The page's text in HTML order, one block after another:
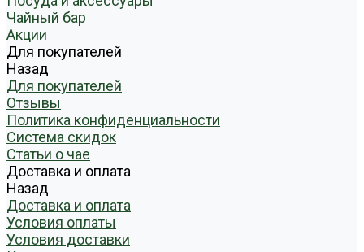
Чайный бар
Акции
Для покупателей
Назад
Для покупателей
Отзывы
Политика конфиденциальности
Система скидок
Статьи о чае
Доставка и оплата
Назад
Доставка и оплата
Условия оплаты
Условия доставки